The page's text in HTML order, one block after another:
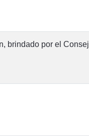
brindado por el